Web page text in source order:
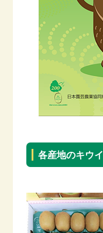
各産地のキウイ